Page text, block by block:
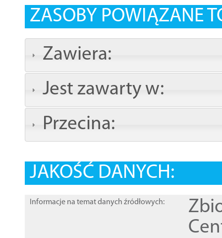
ZASOBY POWIĄZANE
Zawiera:
Jest zawarty w:
Przecina:
JAKOŚĆ DANYCH:
Informacje na temat danych źródłowych: